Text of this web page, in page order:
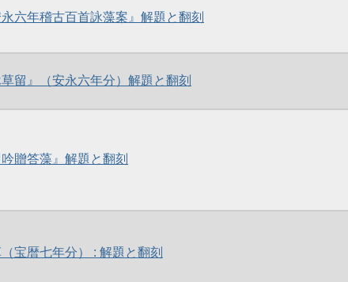
六年稽古百首詠藻案』解題と翻刻
留』（安永六年分）解題と翻刻
贈答藻』解題と翻刻
宝暦七年分） : 解題と翻刻